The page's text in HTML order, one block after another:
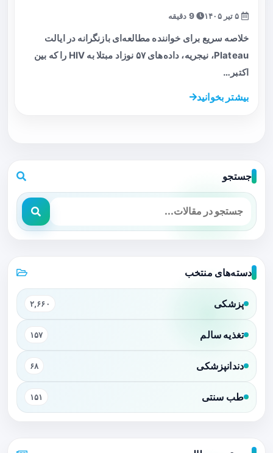
9 دقیقه
خلاصه سریع برای خواننده مطالعه‌ای بازنگرانه در ایالت
Plateau، نیجریه، داده‌های ۵۷ نوزاد مبتلا به HIV را که بین
اکتبر…
بیشتر بخوانید
جستجو
دسته‌های منتخب
پزشکی ۲,۶۶۰
تغذیه سالم ۱۵۷
دندانپزشکی ۶۸
طب سنتی ۱۵۱